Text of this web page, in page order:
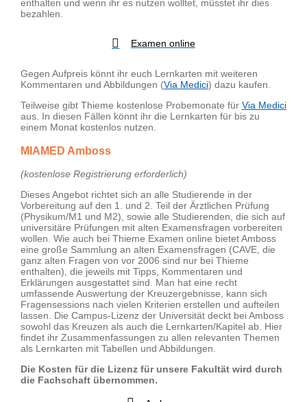
enthalten und wenn ihr es nutzen wolltet, müsstet ihr dies
bezahlen.
Examen online
Gegen Aufpreis könnt ihr euch Lernkarten mit weiteren
Kommentaren und Abbildungen (Via Medici) dazu kaufen.
Teilweise gibt Thieme kostenlose Probemonate für Via Medici
aus. In diesen Fällen könnt ihr die Lernkarten für bis zu
einem Monat kostenlos nutzen.
MIAMED Amboss
(kostenlose Registrierung erforderlich)
Dieses Angebot richtet sich an alle Studierende in der
Vorbereitung auf den 1. und 2. Teil der Ärztlichen Prüfung
(Physikum/M1 und M2), sowie alle Studierenden, die sich auf
universitäre Prüfungen mit alten Examensfragen vorbereiten
wollen. Wie auch bei Thieme Examen online bietet Amboss
eine große Sammlung an alten Examensfragen (CAVE, die
ganz alten Fragen von vor 2006 sind nur bei Thieme
enthalten), die jeweils mit Tipps, Kommentaren und
Erklärungen ausgestattet sind. Man hat eine recht
umfassende Auswertung der Kreuzergebnisse, kann sich
Fragensessions nach vielen Kriterien erstellen und aufteilen
lassen. Die Campus-Lizenz der Universität deckt bei Amboss
sowohl das Kreuzen als auch die Lernkarten/Kapitel ab. Hier
findet ihr Zusammenfassungen zu allen relevanten Themen
als Lernkarten mit Tabellen und Abbildungen.
Die Kosten für die Lizenz für unsere Fakultät wird durch
die Fachschaft übernommen.